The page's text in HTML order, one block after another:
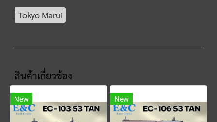
Tokyo Marui
สินค้าเกี่ยวข้อง
New New